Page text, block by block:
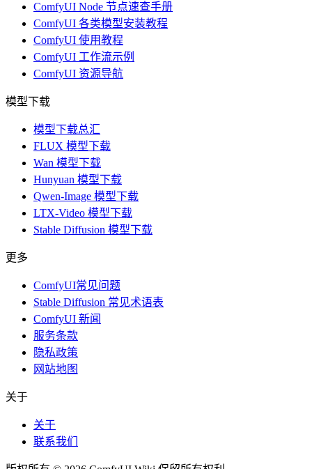
ComfyUI Node 节点速查手册
ComfyUI 各类模型安装教程
ComfyUI 使用教程
ComfyUI 工作流示例
ComfyUI 资源导航
模型下载
模型下载总汇
FLUX 模型下载
Wan 模型下载
Hunyuan 模型下载
Qwen-Image 模型下载
LTX-Video 模型下载
Stable Diffusion 模型下载
更多
ComfyUI常见问题
Stable Diffusion 常见术语表
ComfyUI 新闻
服务条款
隐私政策
网站地图
关于
关于
联系我们